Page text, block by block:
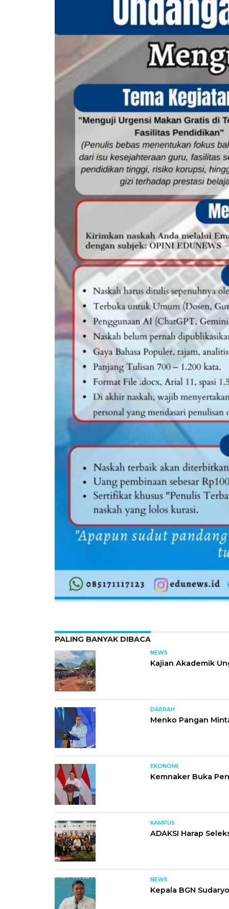
PALING BANYAK DIBACA
NEWS
Kajian Akademik
DAERAH
Menko Pangan
EKONOMI
Kemnaker Buka
KAMPUS
ADAKSI Harap
NEWS
Kepala BGN